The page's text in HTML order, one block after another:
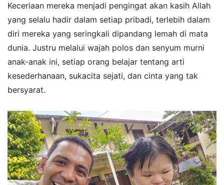
Keceriaan mereka menjadi pengingat akan kasih Allah
yang selalu hadir dalam setiap pribadi, terlebih dalam
diri mereka yang seringkali dipandang lemah di mata
dunia. Justru melalui wajah polos dan senyum murni
anak-anak ini, setiap orang belajar tentang arti
kesederhanaan, sukacita sejati, dan cinta yang tak
bersyarat.